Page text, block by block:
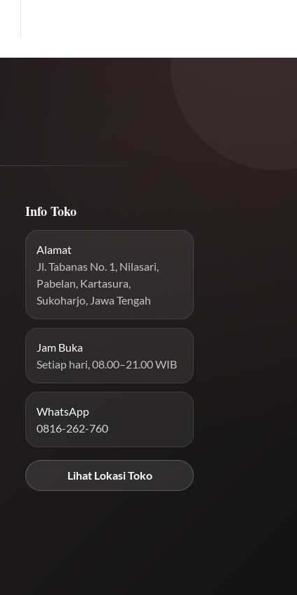
Info Toko
Alamat
Jl. Tabanas No. 1, Nilasari,
Pabelan, Kartasura,
Sukoharjo, Jawa Tengah
Jam Buka
Setiap hari, 08.00–21.00 WIB
WhatsApp
0816-262-760
Lihat Lokasi Toko